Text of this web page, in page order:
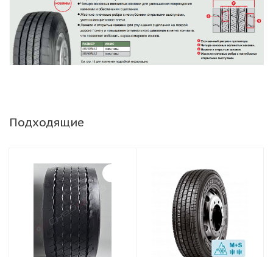
Подходящие